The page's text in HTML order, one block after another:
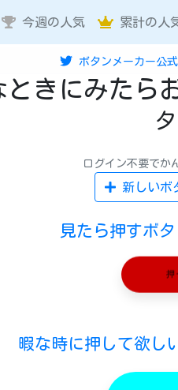
今週の人気 累計の人
ボタンメーカー公
ときにみたら
新しいボ
見たら押すボ
押
暇な時に押して欲し